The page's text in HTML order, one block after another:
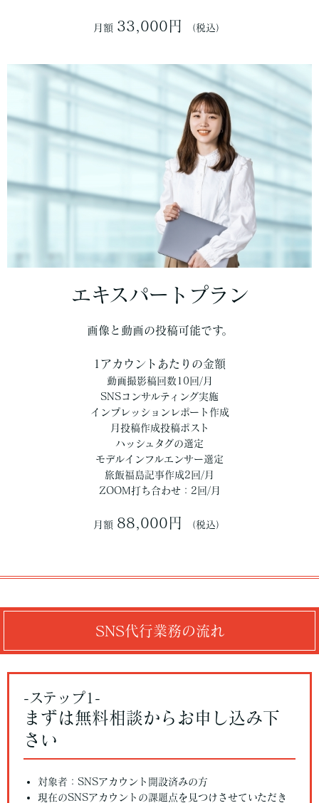
月額 33,000円 （税込）
エキスパートプラン
画像と動画の投稿可能です。
1アカウントあたりの金額
動画撮影稿回数10回/月
SNSコンサルティング実施
インプレッションレポート作成
月投稿作成投稿ポスト
ハッシュタグの選定
モデルインフルエンサー選定
旅飯福島記事作成2回/月
ZOOM打ち合わせ：2回/月
月額 88,000円 （税込）
SNS代行業務の流れ
-ステップ1-
まずは無料相談からお申し込み下
さい
対象者：SNSアカウント開設済みの方
現在のSNSアカウントの課題点を見つけさせていただき